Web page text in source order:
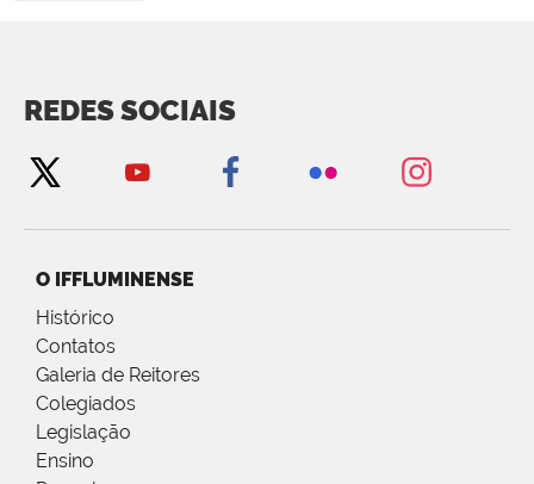
REDES SOCIAIS
O IFFLUMINENSE
Histórico
Contatos
Galeria de Reitores
Colegiados
Legislação
Ensino